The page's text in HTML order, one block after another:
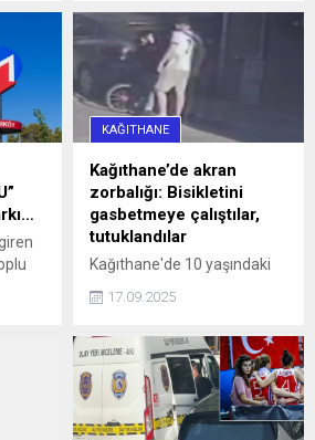
ile
KAĞITHANE
Kağıthane’de akran
zorbalığı: Bisikletini
gasbetmeye çalıştılar,
tutuklandılar
Kağıthane'de 10 yaşındaki
gasbetmeye çalışan 16 ve
darbettikleri gerekçesiyle
tutuklandı.
17.09.2025